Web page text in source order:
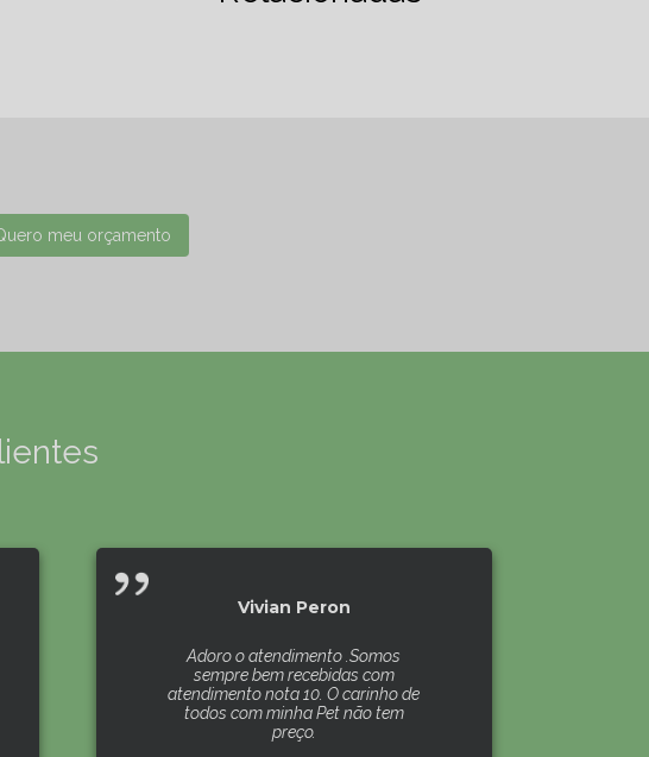
meu orçamento
Vivian Peron
Adoro o atendimento .Somos
sempre bem recebidas com
atendimento nota 10. O carinho de
todos com minha Pet não tem
preço.